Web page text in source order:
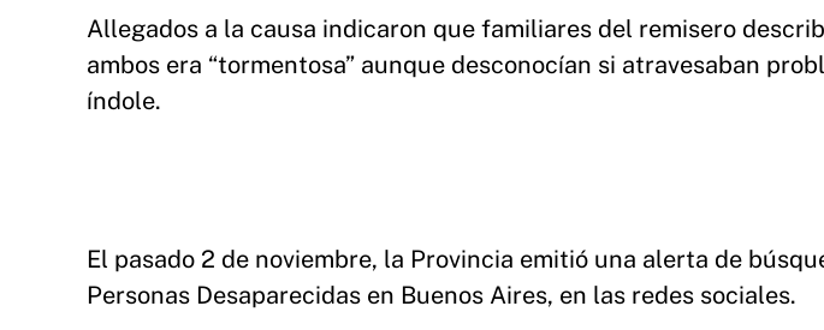
Allegados a la causa indicaron que familiares del remisero
ambos era “tormentosa” aunque desconocían si atravesaban
índole.
El pasado 2 de noviembre, la Provincia emitió una alerta de
Personas Desaparecidas en Buenos Aires, en las redes sociales.